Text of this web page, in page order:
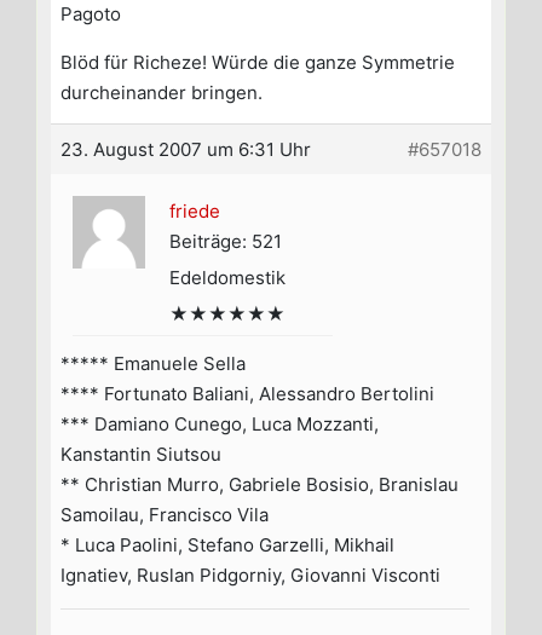
Pagoto
Blöd für Richeze! Würde die ganze Symmetrie
durcheinander bringen.
23. August 2007 um 6:31 Uhr #657018
friede
Beiträge: 521
Edeldomestik
★★★★★★
***** Emanuele Sella
**** Fortunato Baliani, Alessandro Bertolini
*** Damiano Cunego, Luca Mozzanti,
Kanstantin Siutsou
** Christian Murro, Gabriele Bosisio, Branislau
Samoilau, Francisco Vila
* Luca Paolini, Stefano Garzelli, Mikhail
Ignatiev, Ruslan Pidgorniy, Giovanni Visconti